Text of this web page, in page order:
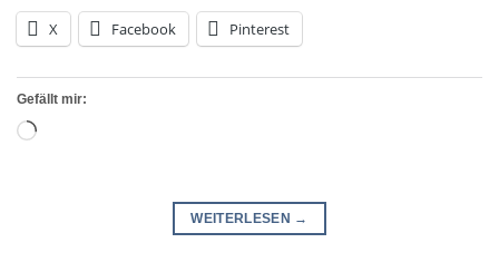
X Facebook Pinterest
Gefällt mir:
Wird
WEITERLESEN →